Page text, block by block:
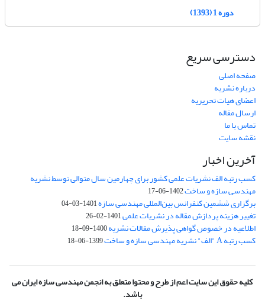
دوره 1 (1393)
دسترسی سریع
صفحه اصلی
درباره نشریه
اعضای هیات تحریریه
ارسال مقاله
تماس با ما
نقشه سایت
آخرین اخبار
کسب رتبه الف نشریات علمی کشور برای چهارمین سال متوالی توسط نشریه
مهندسی سازه و ساخت1402-06-17
برگزاری ششمین کنفرانس بین‌المللی مهندسی سازه1401-03-04
تغییر هزینه پردازش مقاله در نشریات علمی1401-02-26
اطلاعیه در خصوص گواهی پذیرش مقالات نشریه1400-09-18
کسب رتبه A "الف" نشریه مهندسی سازه و ساخت 1399-06-18
کلیه حقوق این سایت اعم از طرح و محتوا متعلق به انجمن مهندسی سازه ایران می
باشد.